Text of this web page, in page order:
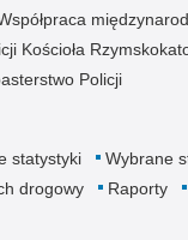
Kościoła
Policji
statystyki
Wybrane
drogowy Raporty